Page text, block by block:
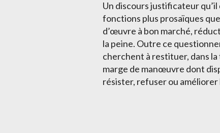
Un discours justificateur
fonctions plus prosaïques
d’œuvre à bon marché,
la peine. Outre ce
cherchent à restituer, dans
marge de manœuvre dont
résister, refuser ou